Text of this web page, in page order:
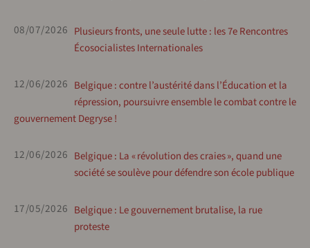
08/07/2026 Plusieurs fronts, une seule lutte : les 7e Rencontres
Écosocialistes Internationales
12/06/2026 Belgique : contre l’austérité dans l’Éducation et la
répression, poursuivre ensemble le combat contre le
gouvernement Degryse !
12/06/2026 Belgique : La « révolution des craies », quand une
société se soulève pour défendre son école publique
17/05/2026 Belgique : Le gouvernement brutalise, la rue
proteste